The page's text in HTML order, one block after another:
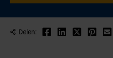
Delen: